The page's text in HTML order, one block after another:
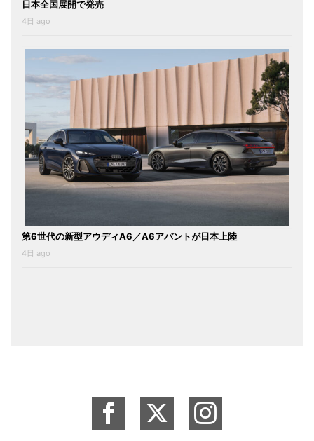
日本全国展開で発売
4日 ago
第6世代の新型アウディA6／A6アバントが日本上陸
4日 ago